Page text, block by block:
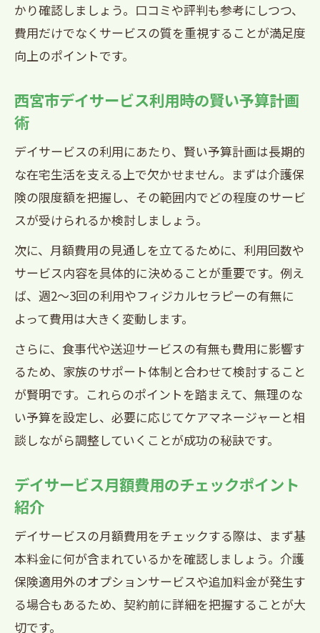
かり確認しましょう。口コミや評判も参考にしつつ、
費用だけでなくサービスの質を重視することが満足度
向上のポイントです。
西宮市デイサービス利用時の賢い予算計画
術
デイサービスの利用にあたり、賢い予算計画は長期的
な在宅生活を支える上で欠かせません。まずは介護保
険の限度額を把握し、その範囲内でどの程度のサービ
スが受けられるか検討しましょう。
次に、月額費用の見通しを立てるために、利用回数や
サービス内容を具体的に決めることが重要です。例え
ば、週2～3回の利用やフィジカルセラピーの有無に
よって費用は大きく変動します。
さらに、食事代や送迎サービスの有無も費用に影響す
るため、家族のサポート体制と合わせて検討すること
が賢明です。これらのポイントを踏まえて、無理のな
い予算を設定し、必要に応じてケアマネージャーと相
談しながら調整していくことが成功の秘訣です。
デイサービス月額費用のチェックポイント
紹介
デイサービスの月額費用をチェックする際は、まず基
本料金に何が含まれているかを確認しましょう。介護
保険適用外のオプションサービスや追加料金が発生す
る場合もあるため、契約前に詳細を把握することが大
切です。